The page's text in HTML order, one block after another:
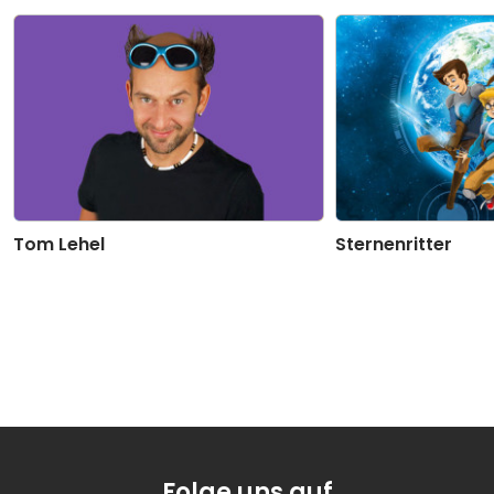
Der verschwundene See - Teil 20 01:26
Der verschwundene See - Teil 21 01:19
Der verschwundene See - Teil 22 01:23
Der verschwundene See - Teil 23 01:22
24Der verschwundene See - Teil 24 01:27
Tom Lehel Sternenritter